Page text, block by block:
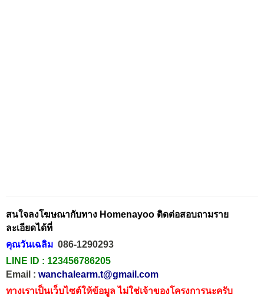
สนใจลงโฆษณากับทาง Homenayoo ติดต่อสอบถามราย
ละเอียดได้ที่
คุณวันเฉลิม 086-1290293
LINE ID : 123456786205
Email : wanchalearm.t@gmail.com
ทางเราเป็นเว็บไซต์ให้ข้อมูล ไม่ใช่เจ้าของโครงการนะครับ